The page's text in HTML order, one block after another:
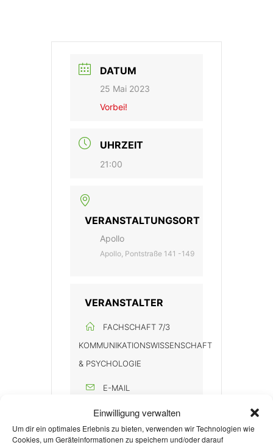
Einwilligung verwalten
Um dir ein optimales Erlebnis zu bieten, verwenden wir Technologien wie
Cookies, um Geräteinformationen zu speichern und/oder darauf
DATUM
25 Mai 2023
Vorbei!
UHRZEIT
21:00
VERANSTALTUNGSORT
Apollo
Apollo, Pontstraße 141 -149
VERANSTALTER
FACHSCHAFT 7/3
KOMMUNIKATIONSWISSENSCHAFT
& PSYCHOLOGIE
E-MAIL
aachen.de